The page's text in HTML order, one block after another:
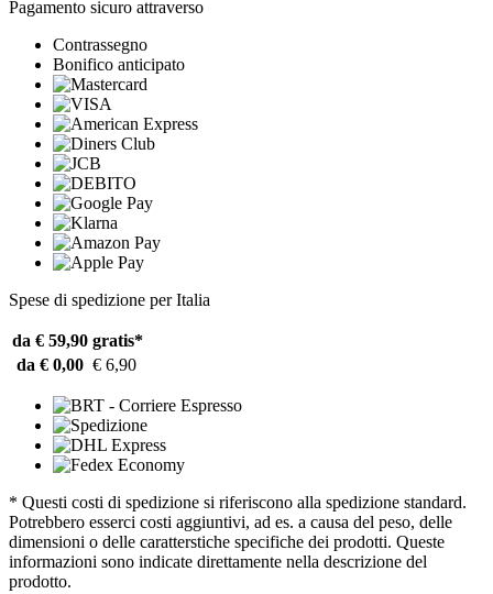
Pagamento sicuro attraverso
Contrassegno
Bonifico anticipato
Spese di spedizione per Italia
da € 59,90 gratis*
da € 0,00 € 6,90
* Questi costi di spedizione si riferiscono alla spedizione standard.
Potrebbero esserci costi aggiuntivi, ad es. a causa del peso, delle
dimensioni o delle caratterstiche specifiche dei prodotti. Queste
informazioni sono indicate direttamente nella descrizione del
prodotto.